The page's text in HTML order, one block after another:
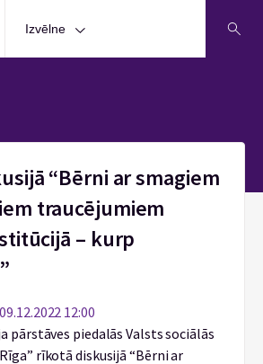
Izvēlne
“Bērni ar smagiem
traucējumiem
– kurp
12:00
pārstāves piedalās Valsts sociālās
rīkotā diskusijā “Bērni ar